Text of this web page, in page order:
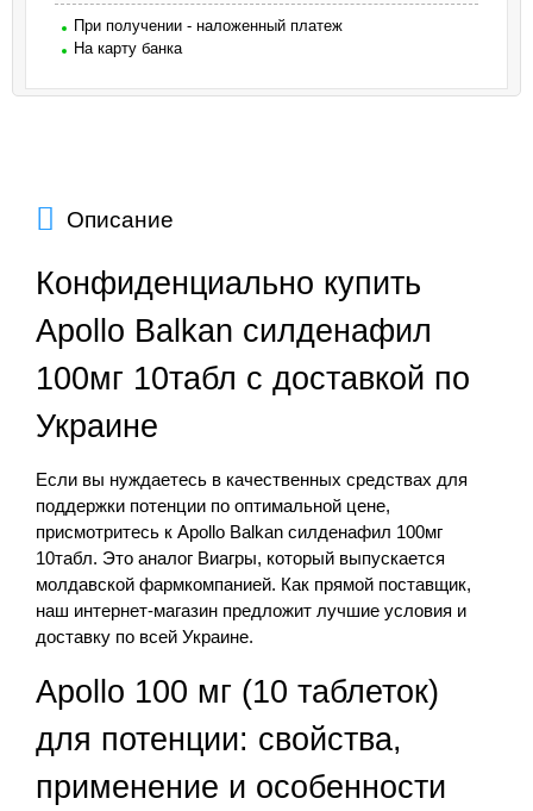
При получении - наложенный платеж
На карту банка
Описание
Конфиденциально купить
Apollo Balkan силденафил
100мг 10табл с доставкой по
Украине
Если вы нуждаетесь в качественных средствах для
поддержки потенции по оптимальной цене,
присмотритесь к Apollo Balkan силденафил 100мг
10табл. Это аналог Виагры, который выпускается
молдавской фармкомпанией. Как прямой поставщик,
наш интернет-магазин предложит лучшие условия и
доставку по всей Украине.
Apollo 100 мг (10 таблеток)
для потенции: свойства,
применение и особенности